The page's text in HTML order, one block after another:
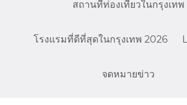
สถานที่ท่องเที่ยวในกรุงเทพ
โรงแรมที่ดีที่สุดในกรุงเทพ 2026
จดหมายข่าว